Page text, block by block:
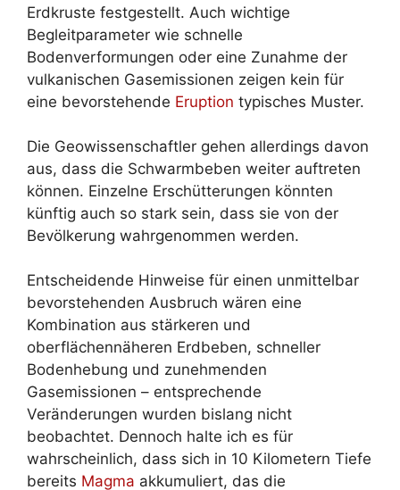
Erdkruste festgestellt. Auch wichtige
Begleitparameter wie schnelle
Bodenverformungen oder eine Zunahme der
vulkanischen Gasemissionen zeigen kein für
eine bevorstehende Eruption typisches Muster.
Die Geowissenschaftler gehen allerdings davon
aus, dass die Schwarmbeben weiter auftreten
können. Einzelne Erschütterungen könnten
künftig auch so stark sein, dass sie von der
Bevölkerung wahrgenommen werden.
Entscheidende Hinweise für einen unmittelbar
bevorstehenden Ausbruch wären eine
Kombination aus stärkeren und
oberflächennäheren Erdbeben, schneller
Bodenhebung und zunehmenden
Gasemissionen – entsprechende
Veränderungen wurden bislang nicht
beobachtet. Dennoch halte ich es für
wahrscheinlich, dass sich in 10 Kilometern Tiefe
bereits Magma akkumuliert, das die